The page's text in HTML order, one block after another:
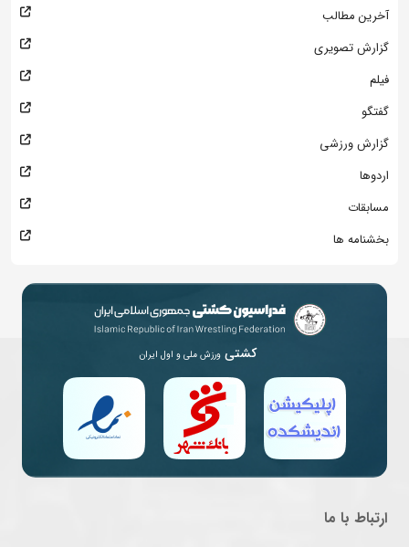
آخرین مطالب
گزارش تصویری
فیلم
گفتگو
گزارش ورزشی
اردوها
مسابقات
بخشنامه ها
کشتی ورزش ملی و اول ایران
ارتباط با ما